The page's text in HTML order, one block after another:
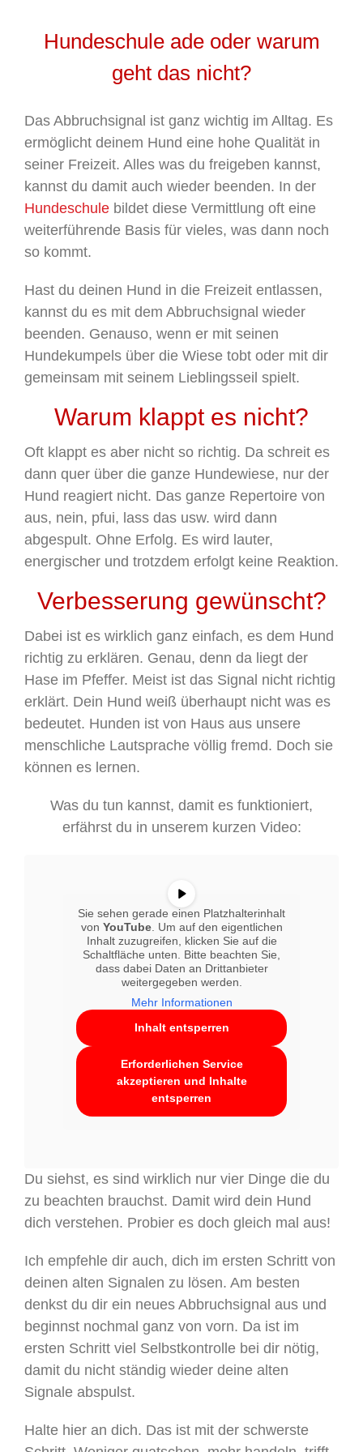
Hundeschule ade oder warum
geht das nicht?
Das Abbruchsignal ist ganz wichtig im Alltag. Es
ermöglicht deinem Hund eine hohe Qualität in
seiner Freizeit. Alles was du freigeben kannst,
kannst du damit auch wieder beenden. In der
Hundeschule bildet diese Vermittlung oft eine
weiterführende Basis für vieles, was dann noch
so kommt.
Hast du deinen Hund in die Freizeit entlassen,
kannst du es mit dem Abbruchsignal wieder
beenden. Genauso, wenn er mit seinen
Hundekumpels über die Wiese tobt oder mit dir
gemeinsam mit seinem Lieblingsseil spielt.
Warum klappt es nicht?
Oft klappt es aber nicht so richtig. Da schreit es
dann quer über die ganze Hundewiese, nur der
Hund reagiert nicht. Das ganze Repertoire von
aus, nein, pfui, lass das usw. wird dann
abgespult. Ohne Erfolg. Es wird lauter,
energischer und trotzdem erfolgt keine Reaktion.
Verbesserung gewünscht?
Dabei ist es wirklich ganz einfach, es dem Hund
richtig zu erklären. Genau, denn da liegt der
Hase im Pfeffer. Meist ist das Signal nicht richtig
erklärt. Dein Hund weiß überhaupt nicht was es
bedeutet. Hunden ist von Haus aus unsere
menschliche Lautsprache völlig fremd. Doch sie
können es lernen.
Was du tun kannst, damit es funktioniert,
erfährst du in unserem kurzen Video:
Sie sehen gerade einen Platzhalterinhalt
von YouTube. Um auf den eigentlichen
Inhalt zuzugreifen, klicken Sie auf die
Schaltfläche unten. Bitte beachten Sie,
dass dabei Daten an Drittanbieter
weitergegeben werden.
Mehr Informationen
Inhalt entsperren
Erforderlichen Service
akzeptieren und Inhalte
entsperren
Du siehst, es sind wirklich nur vier Dinge die du
zu beachten brauchst. Damit wird dein Hund
dich verstehen. Probier es doch gleich mal aus!
Ich empfehle dir auch, dich im ersten Schritt von
deinen alten Signalen zu lösen. Am besten
denkst du dir ein neues Abbruchsignal aus und
beginnst nochmal ganz von vorn. Da ist im
ersten Schritt viel Selbstkontrolle bei dir nötig,
damit du nicht ständig wieder deine alten
Signale abspulst.
Halte hier an dich. Das ist mit der schwerste